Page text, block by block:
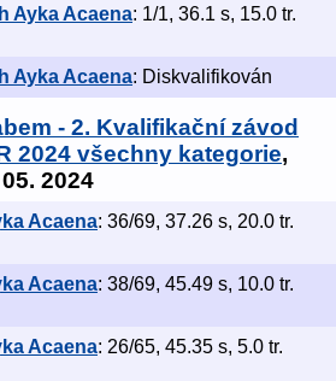
Ayka Acaena: 1/1, 36.1 s, 15.0 tr.
Ayka Acaena: Diskvalifikován
- 2. Kvalifikační závod
2024 všechny kategorie,
2024
Acaena: 36/69, 37.26 s, 20.0 tr.
Acaena: 38/69, 45.49 s, 10.0 tr.
Acaena: 26/65, 45.35 s, 5.0 tr.